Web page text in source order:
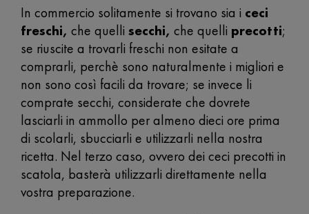
In commercio solitamente si trovano sia i ceci
freschi, che quelli secchi, che quelli precotti;
se riuscite a trovarli freschi non esitate a
comprarli, perchè sono naturalmente i migliori e
non sono così facili da trovare; se invece li
comprate secchi, considerate che dovrete
lasciarli in ammollo per almeno dieci ore prima
di scolarli, sbucciarli e utilizzarli nella nostra
ricetta. Nel terzo caso, ovvero dei ceci precotti in
scatola, basterà utilizzarli direttamente nella
vostra preparazione.